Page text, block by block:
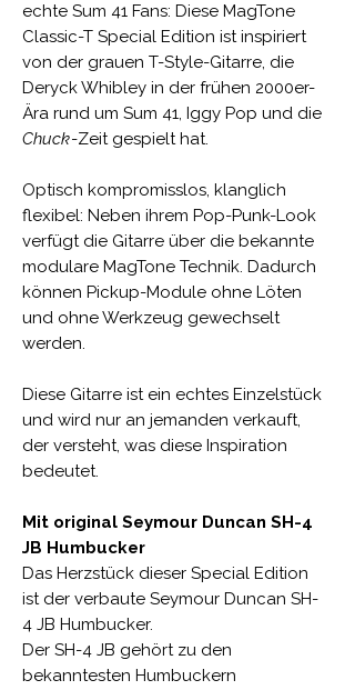
echte Sum 41 Fans: Diese MagTone
Classic-T Special Edition ist inspiriert
von der grauen T-Style-Gitarre, die
Deryck Whibley in der frühen 2000er-
Ära rund um Sum 41, Iggy Pop und die
Chuck-Zeit gespielt hat.
Optisch kompromisslos, klanglich
flexibel: Neben ihrem Pop-Punk-Look
verfügt die Gitarre über die bekannte
modulare MagTone Technik. Dadurch
können Pickup-Module ohne Löten
und ohne Werkzeug gewechselt
werden.
Diese Gitarre ist ein echtes Einzelstück
und wird nur an jemanden verkauft,
der versteht, was diese Inspiration
bedeutet.
Mit original Seymour Duncan SH-4
JB Humbucker
Das Herzstück dieser Special Edition
ist der verbaute Seymour Duncan SH-
4 JB Humbucker.
Der SH-4 JB gehört zu den
bekanntesten Humbuckern